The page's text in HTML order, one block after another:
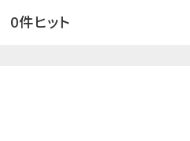
0件ヒット